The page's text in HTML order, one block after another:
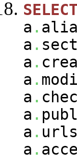
SELECT
a .
a .
a .
a .
a .
a .
a . urls
a .